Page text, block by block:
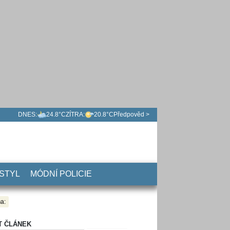
DNES: 24.8°CZÍTRA: 20.8°C Předpověd >
MÓDNÍ POLICIE
ČLÁNEK